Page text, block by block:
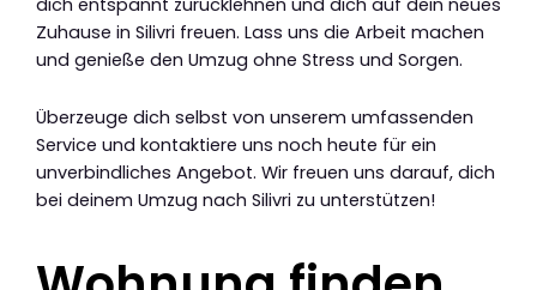
Zuhause in Silivri freuen. Lass uns die Arbeit machen
und genieße den Umzug ohne Stress und Sorgen.
Überzeuge dich selbst von unserem umfassenden
Service und kontaktiere uns noch heute für ein
unverbindliches Angebot. Wir freuen uns darauf, dich
bei deinem Umzug nach Silivri zu unterstützen!